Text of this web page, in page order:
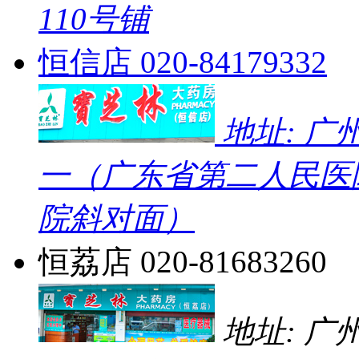
110号铺
恒信店 020-84179332
地址: 广
一（广东省第二人民
院斜对面）
恒荔店 020-81683260
地址: 广